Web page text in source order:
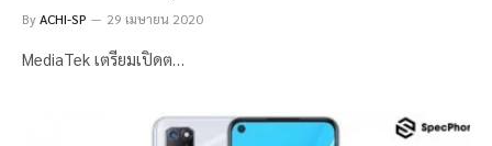
ByACHI-SP 29 เมษายน 2020
MediaTek เตรียมเปิดต…